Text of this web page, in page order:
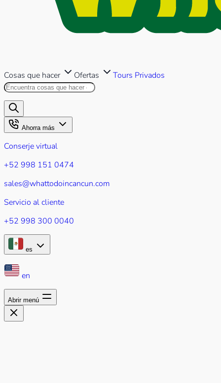
Cosas que hacer Ofertas Tours Privados
Buscar en este sitio
Ahorra más
Conserje virtual
+52 998 151 0474
sales@whattodoincancun.com
Servicio al cliente
+52 998 300 0040
es
en
Abrir menú